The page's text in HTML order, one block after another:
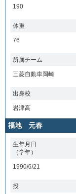
190
体重
76
所属チーム
三菱自動車岡崎
出身校
岩津高
福地 元春
生年月日
（学年）
1990/6/21
投